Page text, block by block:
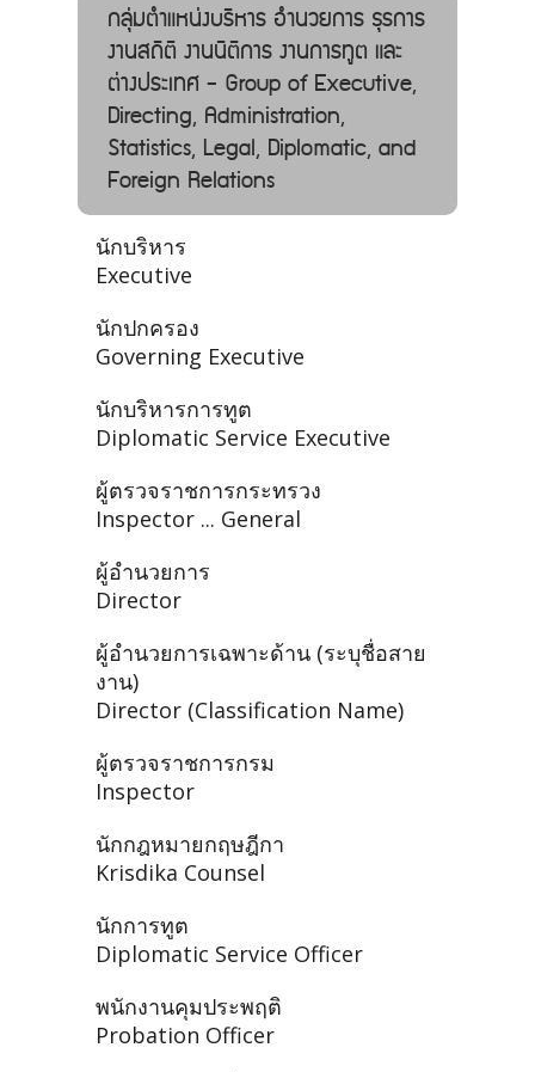
กลุ่มตำแหน่งบริหาร อํานวยการ ธุรการ
งานสถิติ งานนิติการ งานการทูต และ
ต่างประเทศ - Group of Executive,
Directing, Administration,
Statistics, Legal, Diplomatic, and
Foreign Relations
นักบริหาร
Executive
นักปกครอง
Governing Executive
นักบริหารการทูต
Diplomatic Service Executive
ผู้ตรวจราชการกระทรวง
Inspector ... General
ผู้อำนวยการ
Director
ผู้อำนวยการเฉพาะด้าน (ระบุชื่อสาย
งาน)
Director (Classification Name)
ผู้ตรวจราชการกรม
Inspector
นักกฎหมายกฤษฎีกา
Krisdika Counsel
นักการทูต
Diplomatic Service Officer
พนักงานคุมประพฤติ
Probation Officer